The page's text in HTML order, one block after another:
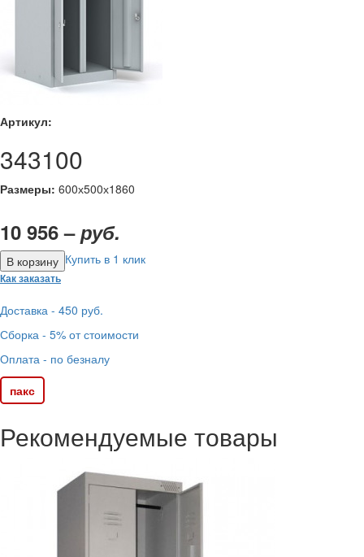
Артикул:
343100
Размеры: 600х500х1860
10 956 –руб.
Купить в 1 клик
Как заказать
Доставка - 450 руб.
Сборка - 5% от стоимости
Оплата - по безналу
пакс
Рекомендуемые товары